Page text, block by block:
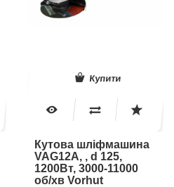
Купити
Кутова шліфмашина
VAG12A, , d 125,
1200Вт, 3000-11000
об/хв Vorhut